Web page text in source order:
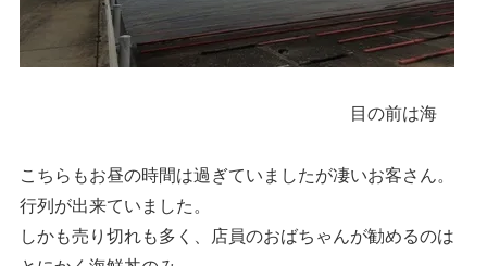
目の前は海
こちらもお昼の時間は過ぎていましたが凄いお客さん。
行列が出来ていました。
しかも売り切れも多く、店員のおばちゃんが勧めるのは